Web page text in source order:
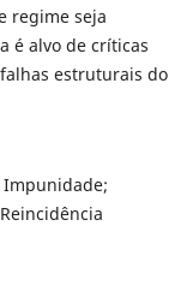
regime seja
é alvo de críticas
estruturais do
Impunidade;